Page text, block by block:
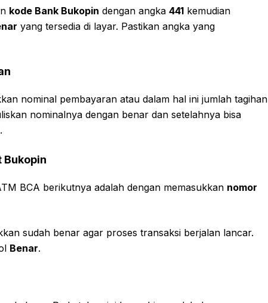
kode Bank Bukopin dengan angka 441 kemudian
yang tersedia di layar. Pastikan angka yang
nominal pembayaran atau dalam hal ini jumlah tagihan
nominalnya dengan benar dan setelahnya bisa
Bukopin
BCA berikutnya adalah dengan memasukkan nomor
sudah benar agar proses transaksi berjalan lancar.
Benar.